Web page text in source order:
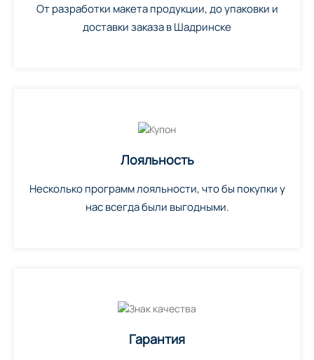
От разработки макета продукции, до упаковки и
доставки заказа в Шадринске
Лояльность
Несколько программ лояльности, что бы покупки у
нас всегда были выгодными.
Гарантия